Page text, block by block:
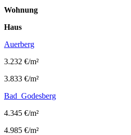
Wohnung
Haus
Auerberg
3.232 €/m²
3.833 €/m²
Bad Godesberg
4.345 €/m²
4.985 €/m²